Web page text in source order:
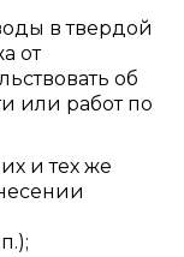
в твердой
от
об
или работ по
и тех же